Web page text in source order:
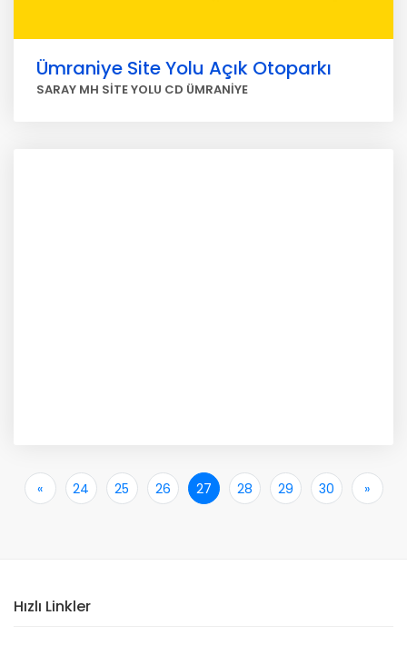
Ümraniye Site Yolu Açık Otoparkı
SARAY MH SİTE YOLU CD ÜMRANİYE
« 24 25 26 27 28 29 30 » Son
Hızlı Linkler